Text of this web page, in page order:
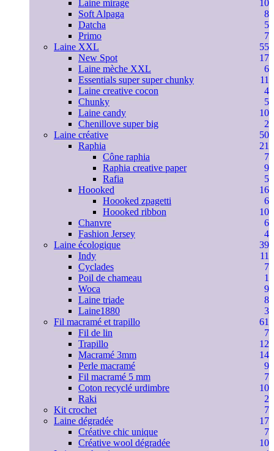
Laine mirage
10
Soft Alpaga
8
Datcha
5
Primo
7
Laine XXL
55
New Spot
17
Laine mèche XXL
6
Essentials super super chunky
11
Laine creative cocon
4
Chunky
5
Laine candy
10
Chenillove super big
2
Laine créative
50
Raphia
21
Cône raphia
7
Raphia creative paper
9
Rafia
5
Hoooked
16
Hoooked zpagetti
6
Hoooked ribbon
10
Chanvre
6
Fashion Jersey
4
Laine écologique
39
Indy
11
Cyclades
7
Poil de chameau
1
Woca
9
Laine triade
8
Laine1880
3
Fil macramé et trapillo
61
Fil de lin
7
Trapillo
12
Macramé 3mm
14
Perle macramé
9
Fil macramé 5 mm
7
Coton recyclé urdimbre
10
Raki
2
Kit crochet
7
Laine dégradée
17
Créative chic unique
7
Créative wool dégradée
10